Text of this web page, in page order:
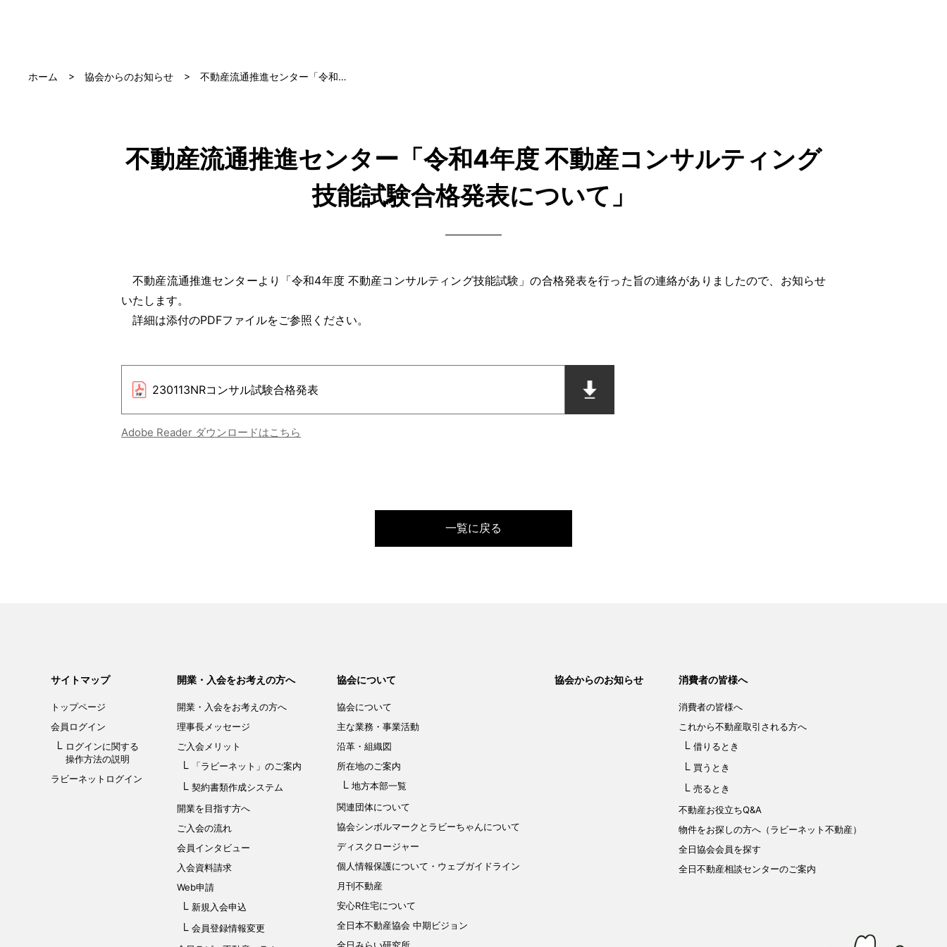
ホーム 協会からのお知らせ 不動産流通推進センター「令和…
不動産流通推進センター「令和4年度 不動産コンサルティング
技能試験合格発表について」
不動産流通推進センターより「令和4年度 不動産コンサルティング技能試験」の合格発表を行った旨の連絡がありましたので、お知らせ
いたします。
詳細は添付のPDFファイルをご参照ください。
230113NRコンサル試験合格発表
Adobe Reader ダウンロードはこちら
一覧に戻る
サイトマップ
トップページ
会員ログイン
ログインに関する
操作方法の説明
ラビーネットログイン
開業・入会をお考えの方へ
開業・入会をお考えの方へ
理事長メッセージ
ご入会メリット
「ラビーネット」のご案内
契約書類作成システム
開業を目指す方へ
ご入会の流れ
会員インタビュー
入会資料請求
Web申請
新規入会申込
会員登録情報変更
協会について
協会について
主な業務・事業活動
沿革・組織図
所在地のご案内
地方本部一覧
関連団体について
協会シンボルマークと ラビーちゃんについて
ディスクロージャー
個人情報保護について ・ウェブガイドライン
月刊不動産
安心R住宅について
全日本不動産協会 中期ビジョン
協会からのお知らせ 消費者の皆様へ
消費者の皆様へ
これから不動産取引される方へ
借りるとき
買うとき
売るとき
不動産お役立ちQ&A
物件をお探しの方へ（ラビーネット不動産）
全日協会会員を探す
全日不動産相談センターのご案内